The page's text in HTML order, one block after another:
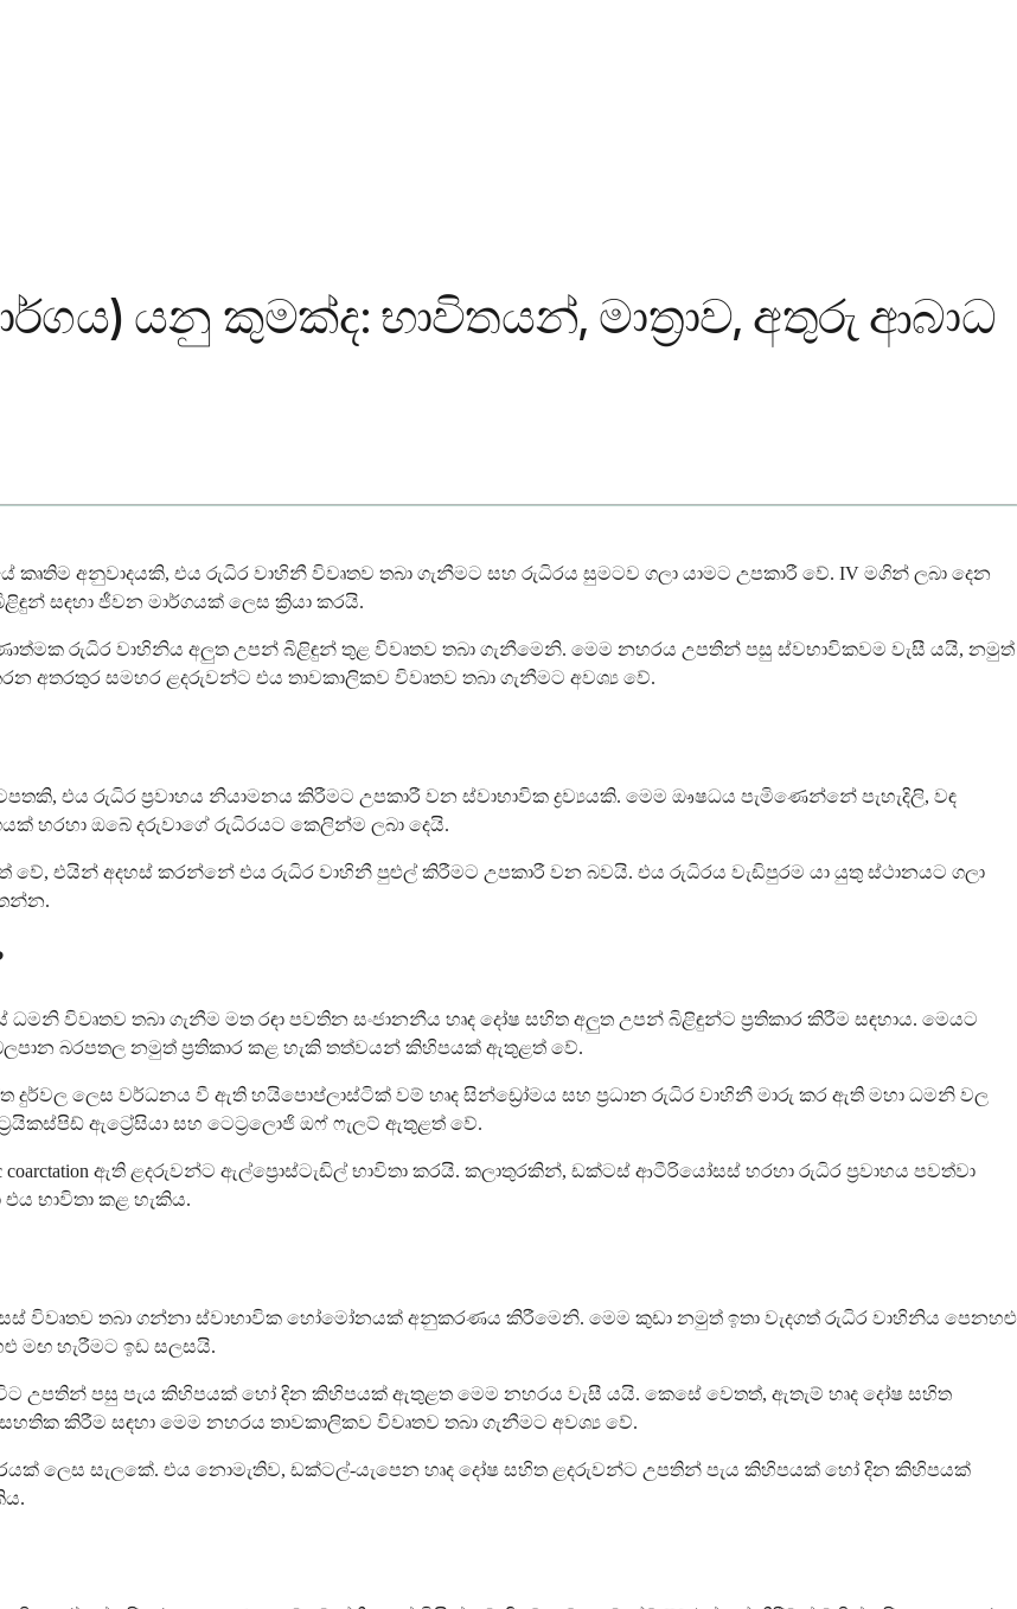
යනු කුමක්ද: භාවිතයන්, මාත්‍රාව, අතුරු ආබාධ
අනුවාදයකි, එය රුධිර වාහිනී විවෘතව තබා ගැනීමට සහ රුධිරය සුමටව ගලා යාමට උපකාරී වේ. IV මගින් ලබා දෙන
සඳහා ජීවන මාර්ගයක් ලෙස ක්‍රියා කරයි.
රුධිර වාහිනිය අලුත උපන් බිළිඳුන් තුළ විවෘතව තබා ගැනීමෙනි. මෙම නහරය උපතින් පසු ස්වභාවිකවම වැසී යයි, නමුත්
අතරතුර සමහර ළදරුවන්ට එය තාවකාලිකව විවෘතව තබා ගැනීමට අවශ්‍ය වේ.
එය රුධිර ප්‍රවාහය නියාමනය කිරීමට උපකාරී වන ස්වාභාවික ද්‍රව්‍යයකි. මෙම ඖෂධය පැමිණෙන්නේ පැහැදිලි, වඳ
හරහා ඔබේ දරුවාගේ රුධිරයට කෙලින්ම ලබා දෙයි.
එයින් අදහස් කරන්නේ එය රුධිර වාහිනී පුළුල් කිරීමට උපකාරී වන බවයි. එය රුධිරය වැඩිපුරම යා යුතු ස්ථානයට ගලා
විවෘතව තබා ගැනීම මත රඳා පවතින සංජානනීය හෘද දෝෂ සහිත අලුත උපන් බිළිඳුන්ට ප්‍රතිකාර කිරීම සඳහාය. මෙයට
බරපතල නමුත් ප්‍රතිකාර කළ හැකි තත්වයන් කිහිපයක් ඇතුළත් වේ.
දුර්වල ලෙස වර්ධනය වී ඇති හයිපොප්ලාස්ටික් වම් හෘද සින්ඩ්‍රෝමය සහ ප්‍රධාන රුධිර වාහිනී මාරු කර ඇති මහා ධමනි වල
ඇට්‍රේසියා සහ ටෙට්‍රලොජි ඔෆ් ෆැලට් ඇතුළත් වේ.
ඇති ළදරුවන්ට ඇල්ප්‍රොස්ටැඩිල් භාවිතා කරයි. කලාතුරකින්, ඩක්ටස් ආටීරියෝසස් හරහා රුධිර ප්‍රවාහය පවත්වා
භාවිතා කළ හැකිය.
විවෘතව තබා ගන්නා ස්වාභාවික හෝමෝනයක් අනුකරණය කිරීමෙනි. මෙම කුඩා නමුත් ඉතා වැදගත් රුධිර වාහිනිය පෙනහළු
මඟ හැරීමට ඉඩ සලසයි.
උපතින් පසු පැය කිහිපයක් හෝ දින කිහිපයක් ඇතුළත මෙම නහරය වැසී යයි. කෙසේ වෙතත්, ඇතැම් හෘද දෝෂ සහිත
කිරීම සඳහා මෙම නහරය තාවකාලිකව විවෘතව තබා ගැනීමට අවශ්‍ය වේ.
ලෙස සැලකේ. එය නොමැතිව, ඩක්ටල්-යැපෙන හෘද දෝෂ සහිත ළදරුවන්ට උපතින් පැය කිහිපයක් හෝ දින කිහිපයක්